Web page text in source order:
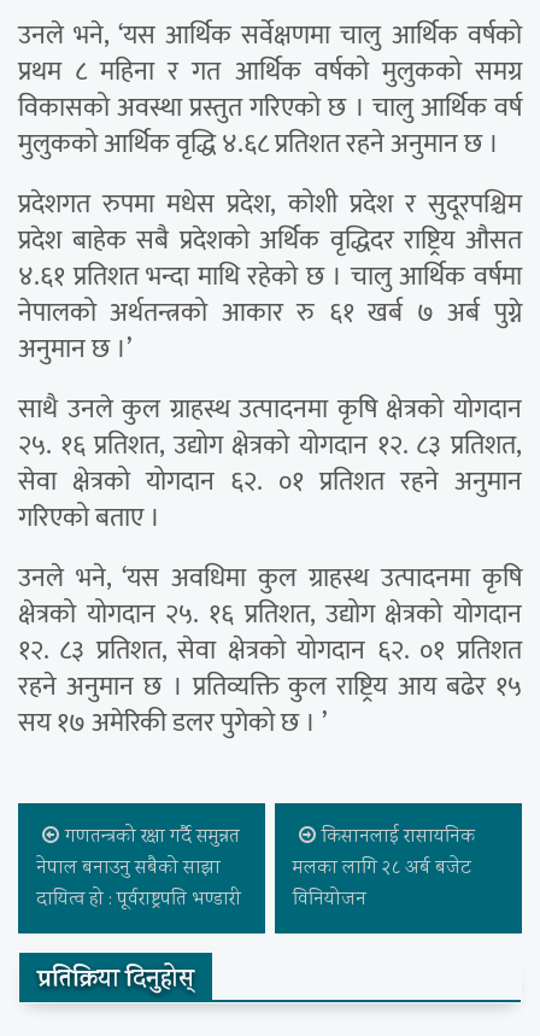
उनले भने, ‘यस आर्थिक सर्वेक्षणमा चालु आर्थिक वर्षको
प्रथम ८ महिना र गत आर्थिक वर्षको मुलुकको समग्र
विकासको अवस्था प्रस्तुत गरिएको छ । चालु आर्थिक वर्ष
मुलुकको आर्थिक वृद्धि ४.६८ प्रतिशत रहने अनुमान छ ।
प्रदेशगत रुपमा मधेस प्रदेश, कोशी प्रदेश र सुदूरपश्चिम
प्रदेश बाहेक सबै प्रदेशको अर्थिक वृद्धिदर राष्ट्रिय औसत
४.६१ प्रतिशत भन्दा माथि रहेको छ । चालु आर्थिक वर्षमा
नेपालको अर्थतन्त्रको आकार रु ६१ खर्ब ७ अर्ब पुग्ने
अनुमान छ ।’
साथै उनले कुल ग्राहस्थ उत्पादनमा कृषि क्षेत्रको योगदान
२५. १६ प्रतिशत, उद्योग क्षेत्रको योगदान १२. ८३ प्रतिशत,
सेवा क्षेत्रको योगदान ६२. ०१ प्रतिशत रहने अनुमान
गरिएको बताए ।
उनले भने, ‘यस अवधिमा कुल ग्राहस्थ उत्पादनमा कृषि
क्षेत्रको योगदान २५. १६ प्रतिशत, उद्योग क्षेत्रको योगदान
१२. ८३ प्रतिशत, सेवा क्षेत्रको योगदान ६२. ०१ प्रतिशत
रहने अनुमान छ । प्रतिव्यक्ति कुल राष्ट्रिय आय बढेर १५
सय १७ अमेरिकी डलर पुगेको छ । ’
गणतन्त्रको रक्षा गर्दै समुन्नत
नेपाल बनाउनु सबैको साझा
दायित्व हो : पूर्वराष्ट्रपति भण्डारी
किसानलाई रासायनिक
मलका लागि २८ अर्ब बजेट
विनियोजन
प्रतिक्रिया दिनुहोस्